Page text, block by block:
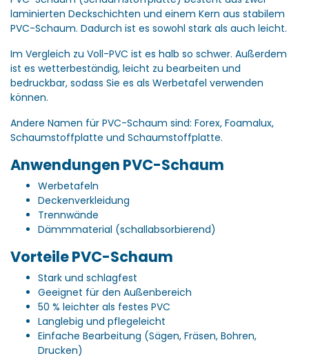
laminierten Deckschichten und einem Kern aus stabilem
PVC-Schaum. Dadurch ist es sowohl stark als auch leicht.
Im Vergleich zu Voll-PVC ist es halb so schwer. Außerdem
ist es wetterbeständig, leicht zu bearbeiten und
bedruckbar, sodass Sie es als Werbetafel verwenden
können.
Andere Namen für PVC-Schaum sind: Forex, Foamalux,
Schaumstoffplatte und Schaumstoffplatte.
Anwendungen PVC-Schaum
Werbetafeln
Deckenverkleidung
Trennwände
Dämmmaterial (schallabsorbierend)
Vorteile PVC-Schaum
Stark und schlagfest
Geeignet für den Außenbereich
50 % leichter als festes PVC
Langlebig und pflegeleicht
Einfache Bearbeitung (Sägen, Fräsen, Bohren,
Drucken)